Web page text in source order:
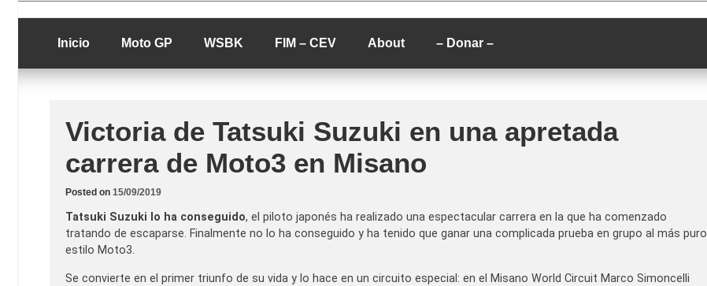
to
contentLucio Lopez GP
luciolopezgp
Inicio Moto GP WSBK FIM – CEV About – Donar –
Victoria de Tatsuki Suzuki en una apretada
carrera de Moto3 en Misano
Posted on 15/09/2019
Tatsuki Suzuki lo ha conseguido, el piloto japonés ha realizado una espectacular carrera en la que ha comenzado
tratando de escaparse. Finalmente no lo ha conseguido y ha tenido que ganar una complicada prueba en grupo al más puro
estilo Moto3.
Se convierte en el primer triunfo de su vida y lo hace en un circuito especial: en el Misano World Circuit Marco Simoncelli